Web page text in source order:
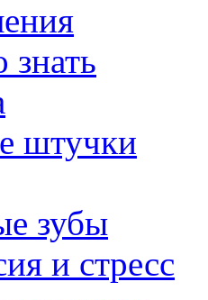
знать
штучки
зубы
и стресс